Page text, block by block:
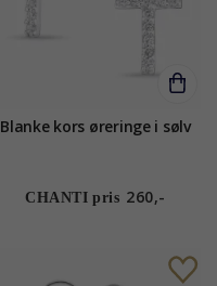
Blanke kors øreringe i sølv
CHANTI pris 260,-